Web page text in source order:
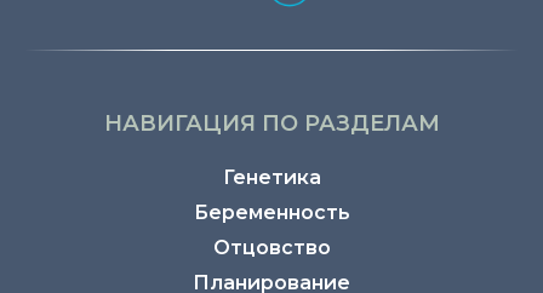
НАВИГАЦИЯ ПО РАЗДЕЛАМ
Отцовство
Планирование
Генетика
Беременность